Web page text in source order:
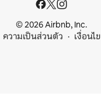
© 2026 Airbnb, Inc.
ความเป็นส่วนตัว
เงื่อนไข